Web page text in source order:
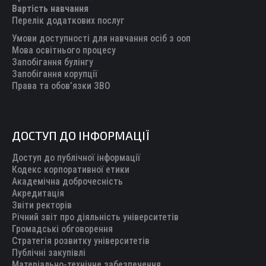
windowwindowwindowwindow
Вартість навчання
Перелік додаткових послуг
Умови доступності для навчання осіб з ооп
Мова освітнього процесу
Запобігання булінгу
Запобігання корупції
Права та обов’язки ЗВО
ДОСТУП ДО ІНФОРМАЦІЇ
Доступ до публічної інформації
Кодекс корпоративної етики
Академічна доброчесність
Акредитація
Звіти ректорів
Річний звіт про діяльність університетів
Громадські обговорення
Стратегія розвитку університетів
Публічні закупівлі